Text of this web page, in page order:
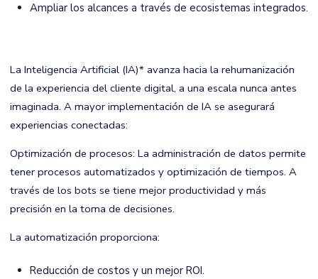
Ampliar los alcances a través de ecosistemas integrados.
La Inteligencia Artificial (IA)* avanza hacia la rehumanización
de la experiencia del cliente digital, a una escala nunca antes
imaginada. A mayor implementación de IA se asegurará
experiencias conectadas:
Optimización de procesos: La administración de datos permite
tener procesos automatizados y optimización de tiempos. A
través de los bots se tiene mejor productividad y más
precisión en la toma de decisiones.
La automatización proporciona:
Reducción de costos y un mejor ROI.